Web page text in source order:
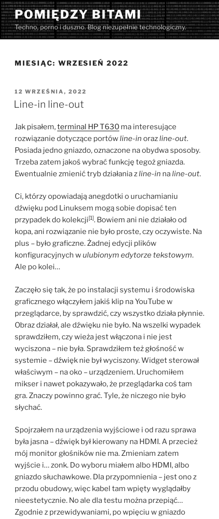
Przejdź
do
treści
POMIĘDZY BITAMI
Techno, porno i duszno. Blog niezupełnie technologiczny.
MIESIĄC: WRZESIEŃ 2022
OPUBLIKOWANE
W
12 WRZEŚNIA, 2022
Line-in line-out
Jak pisałem,terminal HP T630 ma interesujące
rozwiązanie dotyczące portówline-in orazline-out.
Posiada jedno gniazdo, oznaczone na obydwa sposoby.
Trzeba zatem jakoś wybrać funkcję tegoż gniazda.
Ewentualnie zmienić tryb działania zline-in naline-out.
Ci, którzy opowiadają anegdotki o uruchamianiu
dźwięku pod Linuksem mogą sobie dopisać ten
przypadek do kolekcji[1]. Bowiem ani nie działało od
kopa, ani rozwiązanie nie było proste, czy oczywiste. Na
plus – było graficzne. Żadnej edycji plików
konfiguracyjnych wulubionym edytorze tekstowym.
Ale po kolei…
Zaczęło się tak, że po instalacji systemu i środowiska
graficznego włączyłem jakiś klip na YouTube w
przeglądarce, by sprawdzić, czy wszystko działa płynnie.
Obraz działał, ale dźwięku nie było. Na wszelki wypadek
sprawdziłem, czy wieża jest włączona i nie jest
wyciszona – nie była. Sprawdziłem też głośność w
systemie – dźwięk nie był wyciszony. Widget sterował
właściwym – na oko – urządzeniem. Uruchomiłem
mikser i nawet pokazywało, że przeglądarka coś tam
gra. Znaczy powinno grać. Tyle, że niczego nie było
słychać.
Spojrzałem na urządzenia wyjściowe i od razu sprawa
była jasna – dźwięk był kierowany na HDMI. A przecież
mój monitor głośników nie ma. Zmieniam zatem
wyjście i… zonk. Do wyboru miałem albo HDMI, albo
gniazdo słuchawkowe. Dla przypomnienia – jest ono z
przodu obudowy, więc kabel tam wpięty wyglądałby
nieestetycznie. No ale dla testu można przepiąć…
Zgodnie z przewidywaniami, po wpięciu w gniazdo